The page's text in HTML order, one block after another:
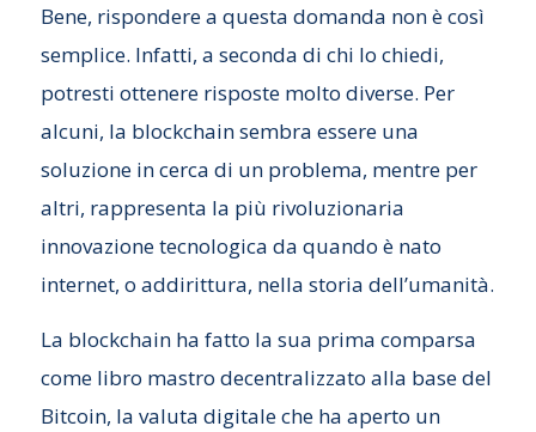
Bene, rispondere a questa domanda non è così
semplice. Infatti, a seconda di chi lo chiedi,
potresti ottenere risposte molto diverse. Per
alcuni, la blockchain sembra essere una
soluzione in cerca di un problema, mentre per
altri, rappresenta la più rivoluzionaria
innovazione tecnologica da quando è nato
internet, o addirittura, nella storia dell’umanità.
La blockchain ha fatto la sua prima comparsa
come libro mastro decentralizzato alla base del
Bitcoin, la valuta digitale che ha aperto un